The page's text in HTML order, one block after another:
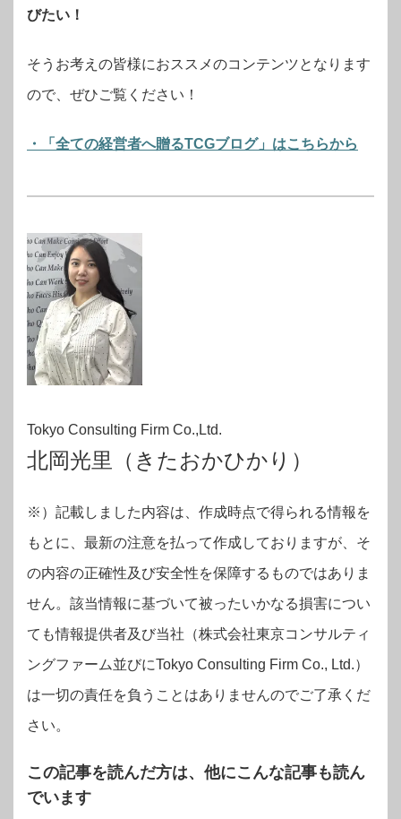
びたい！
そうお考えの皆様におススメのコンテンツとなります
ので、ぜひご覧ください！
・「全ての経営者へ贈るTCGブログ」はこちらから
Tokyo Consulting Firm Co.,Ltd.
北岡光里（きたおかひかり）
※）記載しました内容は、作成時点で得られる情報を
もとに、最新の注意を払って作成しておりますが、そ
の内容の正確性及び安全性を保障するものではありま
せん。該当情報に基づいて被ったいかなる損害につい
ても情報提供者及び当社（株式会社東京コンサルティ
ングファーム並びにTokyo Consulting Firm Co., Ltd.）
は一切の責任を負うことはありませんのでご了承くだ
さい。
この記事を読んだ方は、他にこんな記事も読ん
でいます